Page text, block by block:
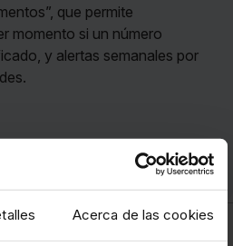
Acerca de las cookies
que permite
momento si un número
y alertas semanales por